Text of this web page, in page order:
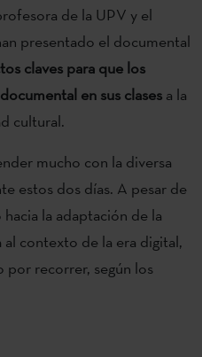
de la UPV y el
presentado el documental
claves para que los
en sus clases a la
cultural.
mucho con la diversa
estos dos días. A pesar de
la adaptación de la
al contexto de la era digital,
por recorrer, según los